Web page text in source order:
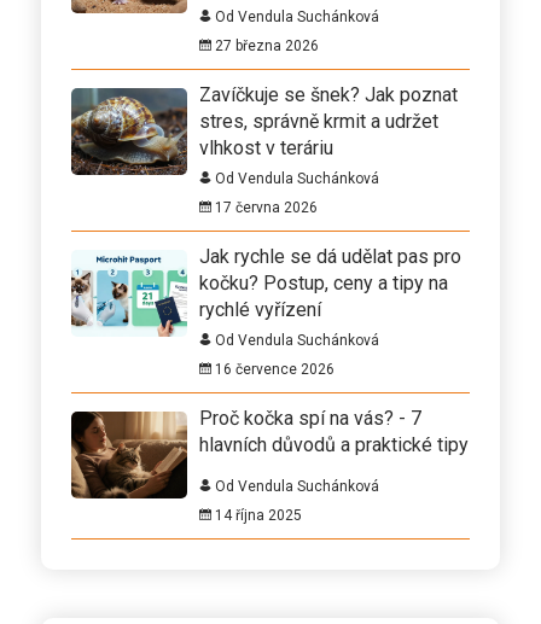
Od Vendula Suchánková
27 března 2026
Zavíčkuje se šnek? Jak poznat
stres, správně krmit a udržet
vlhkost v teráriu
Od Vendula Suchánková
17 června 2026
Jak rychle se dá udělat pas pro
kočku? Postup, ceny a tipy na
rychlé vyřízení
Od Vendula Suchánková
16 července 2026
Proč kočka spí na vás? - 7
hlavních důvodů a praktické tipy
Od Vendula Suchánková
14 října 2025